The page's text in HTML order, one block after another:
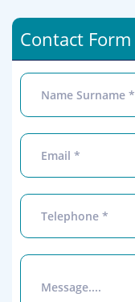
Contact Form